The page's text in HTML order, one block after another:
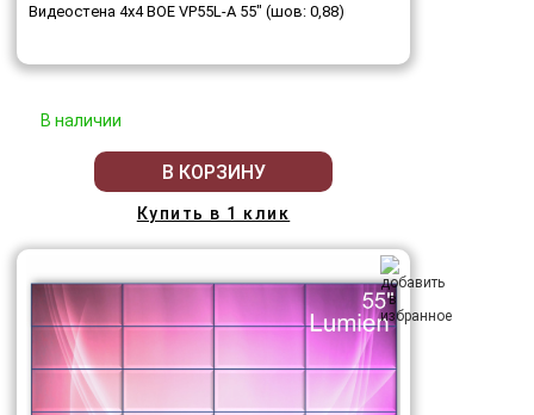
Видеостена 4x4 BOE VP55L-A 55" (шов: 0,88)
В наличии
В КОРЗИНУ
Купить в 1 клик